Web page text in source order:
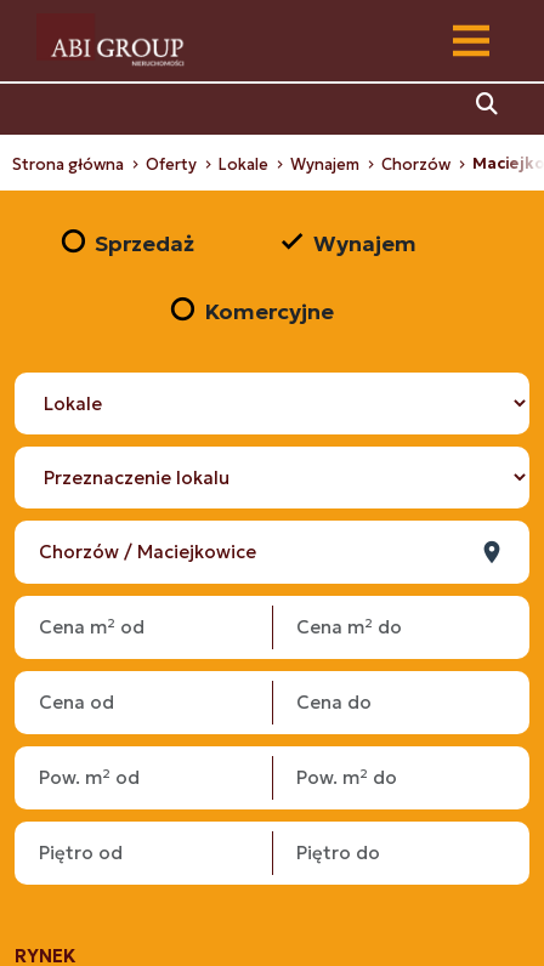
Strona główna Oferty Lokale Wynajem Chorzów
Sprzedaż Wynajem
Komercyjne
RYNEK